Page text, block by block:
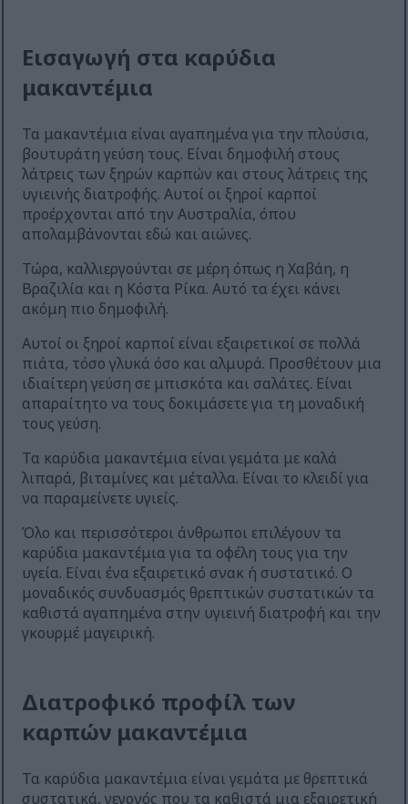
Εισαγωγή στα καρύδια
μακαντέμια
Τα μακαντέμια είναι αγαπημένα για την πλούσια,
βουτυράτη γεύση τους. Είναι δημοφιλή στους
λάτρεις των ξηρών καρπών και στους λάτρεις της
υγιεινής διατροφής. Αυτοί οι ξηροί καρποί
προέρχονται από την Αυστραλία, όπου
απολαμβάνονται εδώ και αιώνες.
Τώρα, καλλιεργούνται σε μέρη όπως η Χαβάη, η
Βραζιλία και η Κόστα Ρίκα. Αυτό τα έχει κάνει
ακόμη πιο δημοφιλή.
Αυτοί οι ξηροί καρποί είναι εξαιρετικοί σε πολλά
πιάτα, τόσο γλυκά όσο και αλμυρά. Προσθέτουν μια
ιδιαίτερη γεύση σε μπισκότα και σαλάτες. Είναι
απαραίτητο να τους δοκιμάσετε για τη μοναδική
τους γεύση.
Τα καρύδια μακαντέμια είναι γεμάτα με καλά
λιπαρά, βιταμίνες και μέταλλα. Είναι το κλειδί για
να παραμείνετε υγιείς.
Όλο και περισσότεροι άνθρωποι επιλέγουν τα
καρύδια μακαντέμια για τα οφέλη τους για την
υγεία. Είναι ένα εξαιρετικό σνακ ή συστατικό. Ο
μοναδικός συνδυασμός θρεπτικών συστατικών τα
καθιστά αγαπημένα στην υγιεινή διατροφή και την
γκουρμέ μαγειρική.
Διατροφικό προφίλ των
καρπών μακαντέμια
Τα καρύδια μακαντέμια είναι γεμάτα με θρεπτικά
συστατικά, γεγονός που τα καθιστά μια εξαιρετική